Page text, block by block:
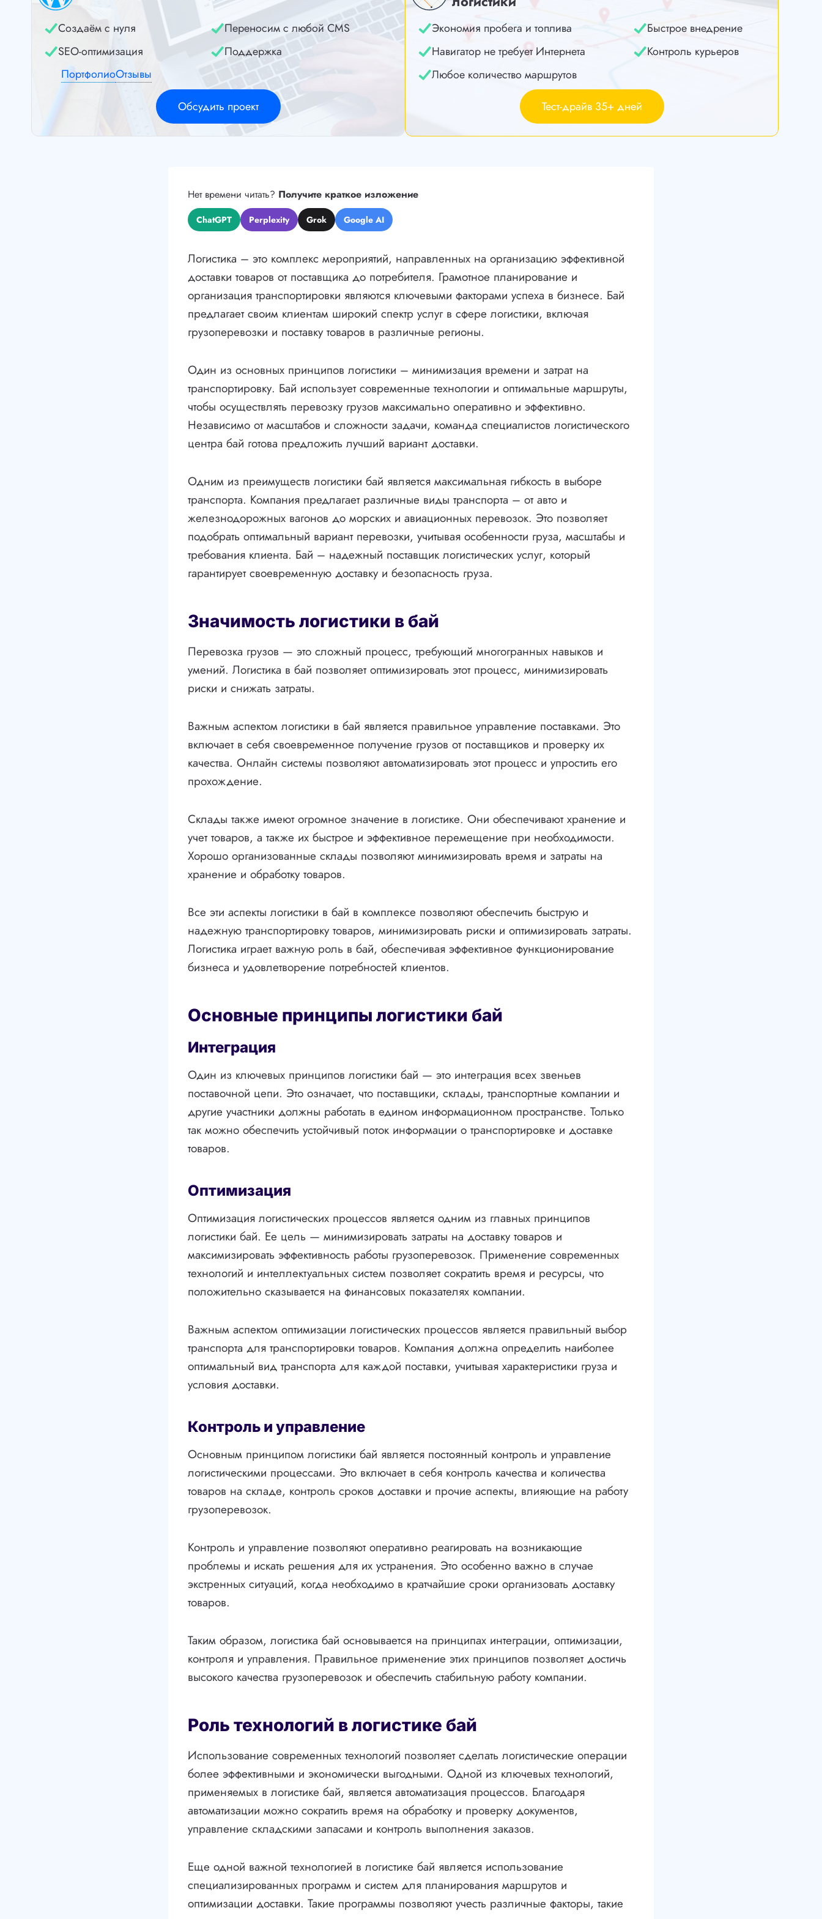
Создаём с нуля
Переносим с любой CMS
SEO-оптимизация
Поддержка
ПортфолиоОтзывы
Обсудить проект
Экономия пробега и топлива
Быстрое внедрение
Навигатор не требует Интернета
Контроль курьеров
Любое количество маршрутов
Тест-драйв 35+ дней
Нет времени читать? Получите краткое изложение
ChatGPT Perplexity Grok Google AI
Логистика – это комплекс мероприятий, направленных на организацию эффективной
доставки товаров от поставщика до потребителя. Грамотное планирование и
организация транспортировки являются ключевыми факторами успеха в бизнесе. Бай
предлагает своим клиентам широкий спектр услуг в сфере логистики, включая
грузоперевозки и поставку товаров в различные регионы.
Один из основных принципов логистики – минимизация времени и затрат на
транспортировку. Бай использует современные технологии и оптимальные маршруты,
чтобы осуществлять перевозку грузов максимально оперативно и эффективно.
Независимо от масштабов и сложности задачи, команда специалистов логистического
центра бай готова предложить лучший вариант доставки.
Одним из преимуществ логистики бай является максимальная гибкость в выборе
транспорта. Компания предлагает различные виды транспорта – от авто и
железнодорожных вагонов до морских и авиационных перевозок. Это позволяет
подобрать оптимальный вариант перевозки, учитывая особенности груза, масштабы и
требования клиента. Бай – надежный поставщик логистических услуг, который
гарантирует своевременную доставку и безопасность груза.
Значимость логистики в бай
Перевозка грузов — это сложный процесс, требующий многогранных навыков и
умений. Логистика в бай позволяет оптимизировать этот процесс, минимизировать
риски и снижать затраты.
Важным аспектом логистики в бай является правильное управление поставками. Это
включает в себя своевременное получение грузов от поставщиков и проверку их
качества. Онлайн системы позволяют автоматизировать этот процесс и упростить его
прохождение.
Склады также имеют огромное значение в логистике. Они обеспечивают хранение и
учет товаров, а также их быстрое и эффективное перемещение при необходимости.
Хорошо организованные склады позволяют минимизировать время и затраты на
хранение и обработку товаров.
Все эти аспекты логистики в бай в комплексе позволяют обеспечить быструю и
надежную транспортировку товаров, минимизировать риски и оптимизировать затраты.
Логистика играет важную роль в бай, обеспечивая эффективное функционирование
бизнеса и удовлетворение потребностей клиентов.
Основные принципы логистики бай
Интеграция
Один из ключевых принципов логистики бай — это интеграция всех звеньев
поставочной цепи. Это означает, что поставщики, склады, транспортные компании и
другие участники должны работать в едином информационном пространстве. Только
так можно обеспечить устойчивый поток информации о транспортировке и доставке
товаров.
Оптимизация
Оптимизация логистических процессов является одним из главных принципов
логистики бай. Ее цель — минимизировать затраты на доставку товаров и
максимизировать эффективность работы грузоперевозок. Применение современных
технологий и интеллектуальных систем позволяет сократить время и ресурсы, что
положительно сказывается на финансовых показателях компании.
Важным аспектом оптимизации логистических процессов является правильный выбор
транспорта для транспортировки товаров. Компания должна определить наиболее
оптимальный вид транспорта для каждой поставки, учитывая характеристики груза и
условия доставки.
Контроль и управление
Основным принципом логистики бай является постоянный контроль и управление
логистическими процессами. Это включает в себя контроль качества и количества
товаров на складе, контроль сроков доставки и прочие аспекты, влияющие на работу
грузоперевозок.
Контроль и управление позволяют оперативно реагировать на возникающие
проблемы и искать решения для их устранения. Это особенно важно в случае
экстренных ситуаций, когда необходимо в кратчайшие сроки организовать доставку
товаров.
Таким образом, логистика бай основывается на принципах интеграции, оптимизации,
контроля и управления. Правильное применение этих принципов позволяет достичь
высокого качества грузоперевозок и обеспечить стабильную работу компании.
Роль технологий в логистике бай
Использование современных технологий позволяет сделать логистические операции
более эффективными и экономически выгодными. Одной из ключевых технологий,
применяемых в логистике бай, является автоматизация процессов. Благодаря
автоматизации можно сократить время на обработку и проверку документов,
управление складскими запасами и контроль выполнения заказов.
Еще одной важной технологией в логистике бай является использование
специализированных программ и систем для планирования маршрутов и
оптимизации доставки. Такие программы позволяют учесть различные факторы, такие